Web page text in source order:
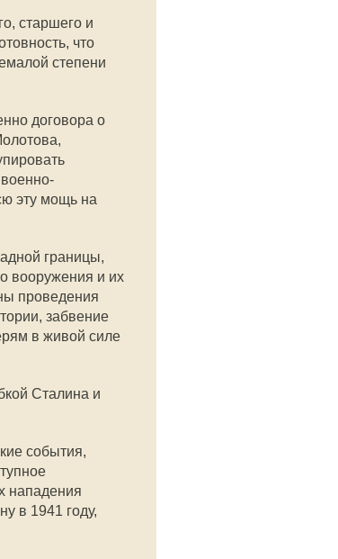
старшего и
что
степени
договора о
эту мощь на
границы,
вооружения и их
проведения
забвение
в живой силе
Сталина и
события,
нападения
в 1941 году,